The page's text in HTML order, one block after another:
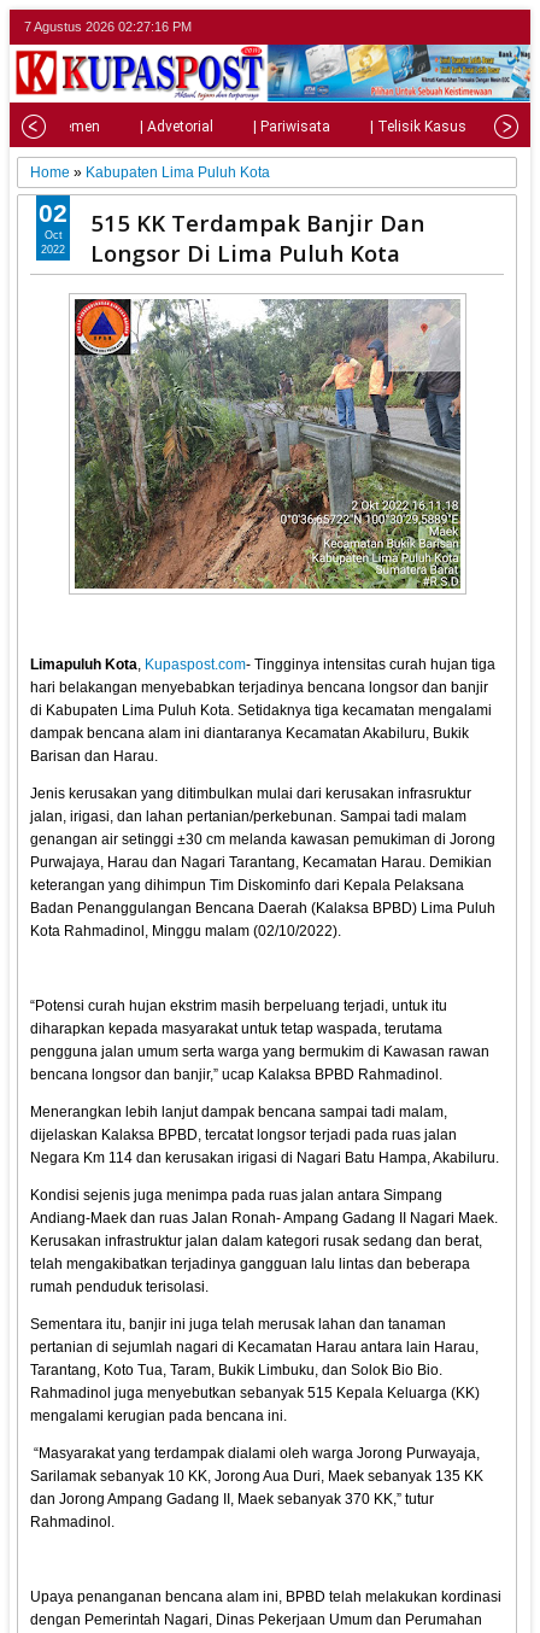
7 Agustus 2026 02:27:18 PM
| Parlemen | Advetorial | Pariwisata | Telisik Kasus |
Home » Kabupaten Lima Puluh Kota
515 KK Terdampak Banjir Dan
Longsor Di Lima Puluh Kota
Limapuluh Kota, Kupaspost.com- Tingginya intensitas curah hujan tiga
hari belakangan menyebabkan terjadinya bencana longsor dan banjir
di Kabupaten Lima Puluh Kota. Setidaknya tiga kecamatan mengalami
dampak bencana alam ini diantaranya Kecamatan Akabiluru, Bukik
Barisan dan Harau.
Jenis kerusakan yang ditimbulkan mulai dari kerusakan infrasruktur
jalan, irigasi, dan lahan pertanian/perkebunan. Sampai tadi malam
genangan air setinggi ±30 cm melanda kawasan pemukiman di Jorong
Purwajaya, Harau dan Nagari Tarantang, Kecamatan Harau. Demikian
keterangan yang dihimpun Tim Diskominfo dari Kepala Pelaksana
Badan Penanggulangan Bencana Daerah (Kalaksa BPBD) Lima Puluh
Kota Rahmadinol, Minggu malam (02/10/2022).
“Potensi curah hujan ekstrim masih berpeluang terjadi, untuk itu
diharapkan kepada masyarakat untuk tetap waspada, terutama
pengguna jalan umum serta warga yang bermukim di Kawasan rawan
bencana longsor dan banjir,” ucap Kalaksa BPBD Rahmadinol.
Menerangkan lebih lanjut dampak bencana sampai tadi malam,
dijelaskan Kalaksa BPBD, tercatat longsor terjadi pada ruas jalan
Negara Km 114 dan kerusakan irigasi di Nagari Batu Hampa, Akabiluru.
Kondisi sejenis juga menimpa pada ruas jalan antara Simpang
Andiang-Maek dan ruas Jalan Ronah- Ampang Gadang II Nagari Maek.
Kerusakan infrastruktur jalan dalam kategori rusak sedang dan berat,
telah mengakibatkan terjadinya gangguan lalu lintas dan beberapa
rumah penduduk terisolasi.
Sementara itu, banjir ini juga telah merusak lahan dan tanaman
pertanian di sejumlah nagari di Kecamatan Harau antara lain Harau,
Tarantang, Koto Tua, Taram, Bukik Limbuku, dan Solok Bio Bio.
Rahmadinol juga menyebutkan sebanyak 515 Kepala Keluarga (KK)
mengalami kerugian pada bencana ini.
“Masyarakat yang terdampak dialami oleh warga Jorong Purwayaja,
Sarilamak sebanyak 10 KK, Jorong Aua Duri, Maek sebanyak 135 KK
dan Jorong Ampang Gadang II, Maek sebanyak 370 KK,” tutur
Rahmadinol.
Upaya penanganan bencana alam ini, BPBD telah melakukan kordinasi
dengan Pemerintah Nagari, Dinas Pekerjaan Umum dan Perumahan
02
Oct
2022